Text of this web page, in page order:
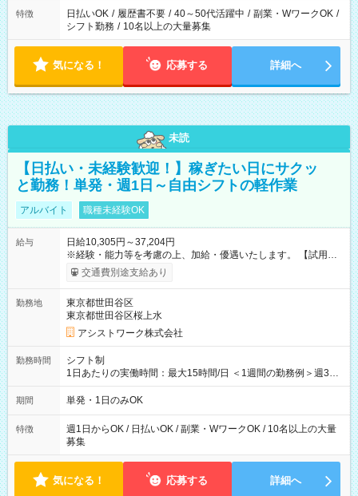
特徴 日払いOK / 履歴書不要 / 40～50代活躍中 / 副業・WワークOK /
シフト勤務 / 10名以上の大量募集
気になる！ 応募する 詳細へ
未読
【日払い・未経験歓迎！】稼ぎたい日にサクッ
と勤務！単発・週1日～自由シフトの軽作業
アルバイト 職種未経験OK
給与
日給10,305円～37,204円
※経験・能力等を考慮の上、加給・優遇いたします。 【試用期
間】試用期間なし
交通費別途支給あり
勤務地
東京都世田谷区
東京都世田谷区桜上水
アシストワーク株式会社
勤務時間
シフト制
1日あたりの実働時間：最大15時間/日 ＜1週間の勤務例＞週3回
勤務 勤務：月・水・金 休み：火・木・土・日 好きな時にお仕事
可能です！ ※1日あたりの最大実働時間は日勤、夜勤共に勤務し
期間 単発・1日のみOK
特徴
週1日からOK / 日払いOK / 副業・WワークOK / 10名以上の大量
募集
気になる！ 応募する 詳細へ